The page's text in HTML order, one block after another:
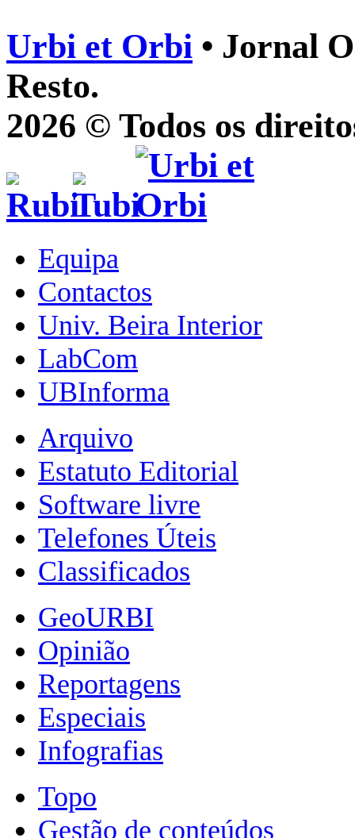
Urbi et Orbi • Jornal
Resto.
2026 © Todos os
Equipa
Contactos
Univ. Beira Interior
LabCom
UBInforma
Arquivo
Estatuto Editorial
Software livre
Telefones Úteis
Classificados
GeoURBI
Opinião
Reportagens
Especiais
Infografias
Topo
Gestão de conteúdos